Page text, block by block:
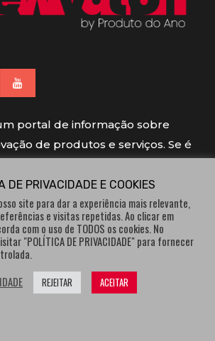
portal de informação sobre
de produtos e serviços. Se é
o patrocínio do “Produto do
inovação atribuído por
DE PRIVACIDADE E COOKIES
site para dar a experiência mais relevante,
e visitas repetidas. Ao clicar em
com o uso de TODOS os cookies. No
"POLÍTICA DE PRIVACIDADE" para fornecer
REJEITAR ACEITAR